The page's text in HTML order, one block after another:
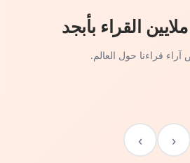
القراء بأبجد
آراء قراءنا حول العالم.
‹
›